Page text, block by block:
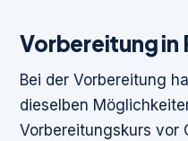
Vorbereitung in
Bei der Vorbereitung
dieselben
Vorbereitungskurs vor